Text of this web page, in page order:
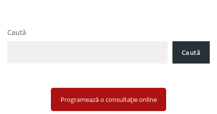
Caută
Caută
Programează o consultație online